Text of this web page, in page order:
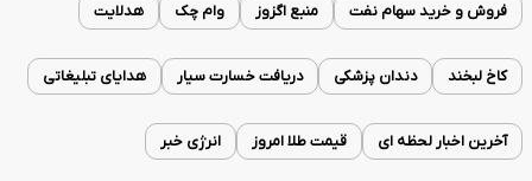
فروش و خرید سهام نفت منبع اگزوز وام چک هدلایت
کاخ لبخند دندان پزشکی دریافت خسارت سیار هدایای تبلیغاتی
آخرین اخبار لحظه ای قیمت طلا امروز انرژی خبر